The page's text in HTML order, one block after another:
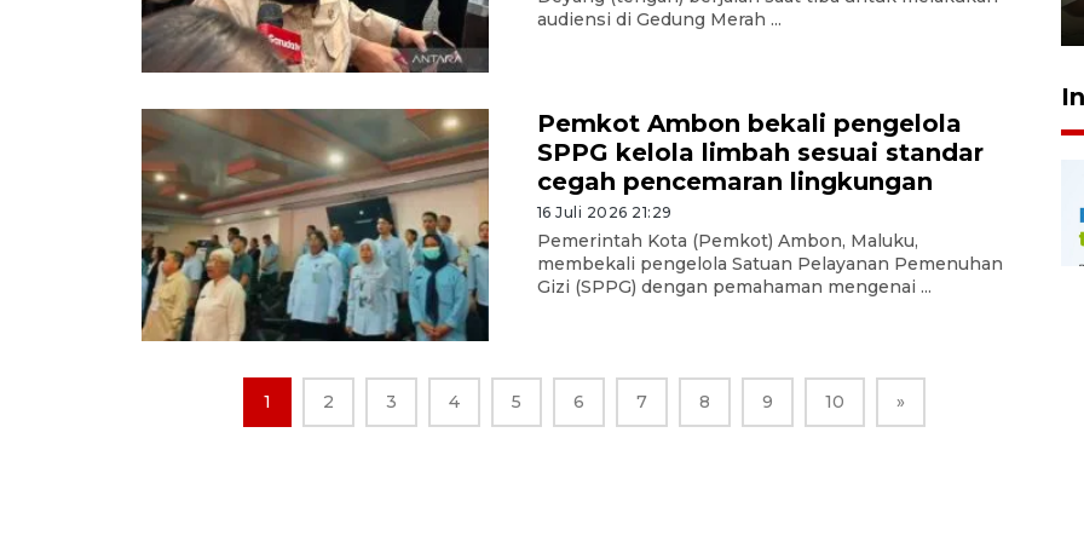
audiensi di Gedung Merah ...
Pemkot Ambon bekali pengelola
SPPG kelola limbah sesuai standar
cegah pencemaran lingkungan
16 Juli 2026 21:29
Pemerintah Kota (Pemkot) Ambon, Maluku,
membekali pengelola Satuan Pelayanan Pemenuhan
Gizi (SPPG) dengan pemahaman mengenai ...
1 2 3 4 5 6 7 8 9 10 »
23 Juli 2026 14:28